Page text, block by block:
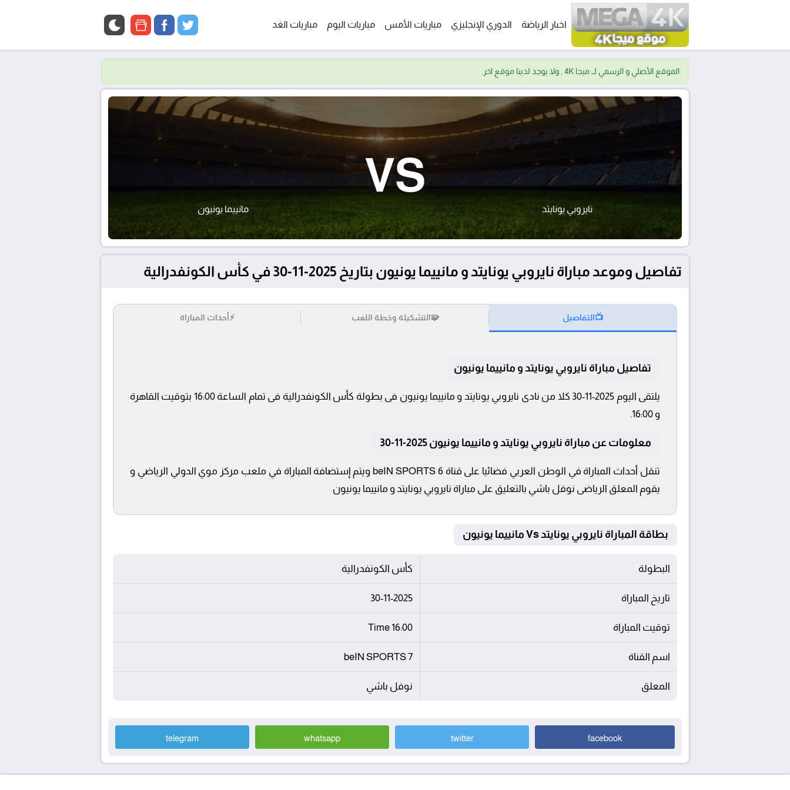
اخبار الرياضة الدوري الإنجليزي مباريات الأمس مباريات اليوم مباريات الغد twitter
facebook
google
الموقع الأصلي و الرسمي لــ ميجا 4K , ولا يوجد لدينا موقع اخر.
نايروبي يونايتد
VS
مانييما يونيون
تفاصيل وموعد مباراة نايروبي يونايتد و مانييما يونيون بتاريخ 2025-11-30 في كأس الكونفدرالية
📺التفاصيل 🧩التشكيلة وخطة اللعب ⚡أحداث المباراة
تفاصيل مباراة نايروبي يونايتد و مانييما يونيون
يلتقى اليوم 2025-11-30 كلا من نادى نايروبي يونايتد و مانييما يونيون فى بطولة كأس الكونفدرالية فى تمام الساعة 16:00 بتوقيت القاهرة
و 16:00.
معلومات عن مباراة نايروبي يونايتد و مانييما يونيون 2025-11-30
تنقل أحداث المباراة في الوطن العربي فضائيا على قناة beIN SPORTS 6 ويتم إستضافة المباراة في ملعب مركز موي الدولي الرياضي و
يقوم المعلق الرياضى نوفل باشي بالتعليق على مباراة نايروبي يونايتد و مانييما يونيون
بطاقة المباراة نايروبي يونايتد Vs مانييما يونيون
البطولة كأس الكونفدرالية
تاريخ المباراة 30-11-2025
توقيت المباراة 16:00 Time
اسم القناة beIN SPORTS 7
المعلق نوفل باشي
facebook
twitter
whatsapp
telegram